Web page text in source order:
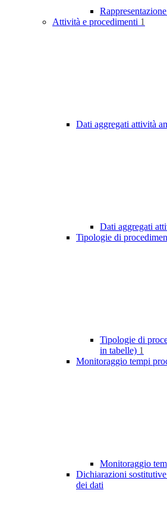
Attività e procedimenti 1
Dati aggregati attività
Dati aggregati
Tipologie di
Tipologie di
in tabelle) 1
Monitoraggio tempi
Monitoraggio
Dichiarazioni
dei dati